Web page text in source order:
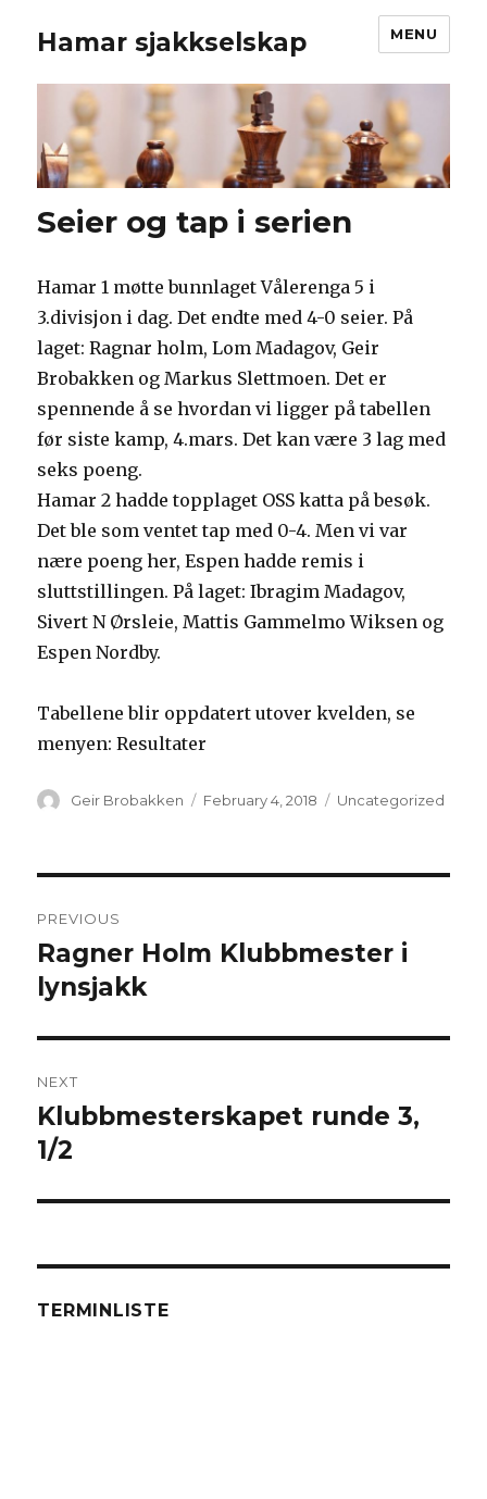
Hamar sjakkselskap MENU
Seier og tap i serien
Hamar 1 møtte bunnlaget Vålerenga 5 i
3.divisjon i dag. Det endte med 4-0 seier. På
laget: Ragnar holm, Lom Madagov, Geir
Brobakken og Markus Slettmoen. Det er
spennende å se hvordan vi ligger på tabellen
før siste kamp, 4.mars. Det kan være 3 lag med
seks poeng.
Hamar 2 hadde topplaget OSS katta på besøk.
Det ble som ventet tap med 0-4. Men vi var
nære poeng her, Espen hadde remis i
sluttstillingen. På laget: Ibragim Madagov,
Sivert N Ørsleie, Mattis Gammelmo Wiksen og
Espen Nordby.
Tabellene blir oppdatert utover kvelden, se
menyen: Resultater
Author
Geir Brobakken
Posted
February 4, 2018 Categories
Uncategorized
navigation
PREVIOUS
Previous
post:
Ragner Holm Klubbmester i
lynsjakk
NEXT
Next
post:
Klubbmesterskapet runde 3,
1/2
TERMINLISTE